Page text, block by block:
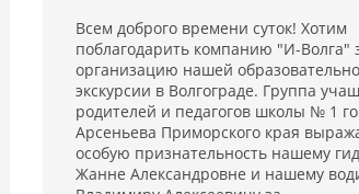
Всем доброго времени суток! Хотим
поблагодарить компанию "И-Волга"
организацию нашей
экскурсии в Волгограде. Группа
родителей и педагогов школы № 1
Арсеньева Приморского края
особую признательность нашему
Жанне Александровне и нашему